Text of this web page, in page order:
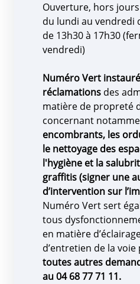
Ouverture, hors
du lundi au vendredi
de 13h30 à 17h30
vendredi)
Numéro Vert
réclamations des
matière de propreté
concernant
encombrants, les
le nettoyage des
l'hygiène et la
graffitis(signer une
d’intervention sur
Numéro Vert sert
tous
en matière
d’entretien de la
toutes autres
au 04 68 77 71 11.